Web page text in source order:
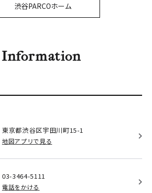
渋谷PARCOホーム
Information
東京都渋谷区宇田川町15-1
地図アプリで見る
03-3464-5111
電話をかける